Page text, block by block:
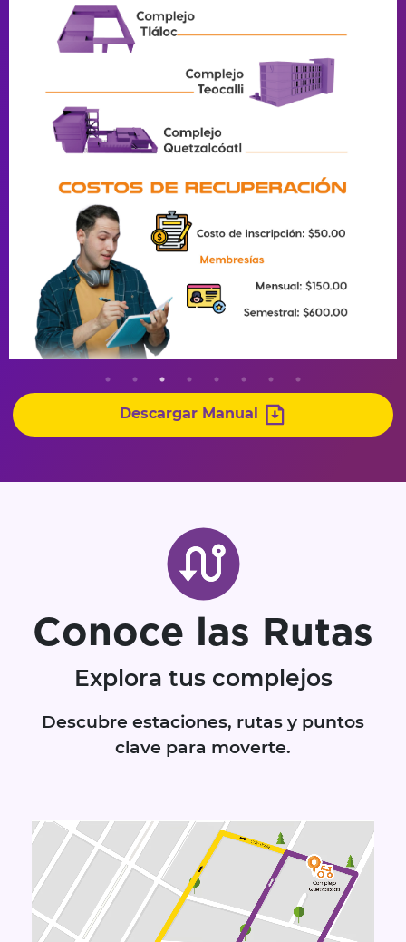
Descargar Manual
Conoce las Rutas
Explora tus complejos
Descubre estaciones, rutas y puntos
clave para moverte.